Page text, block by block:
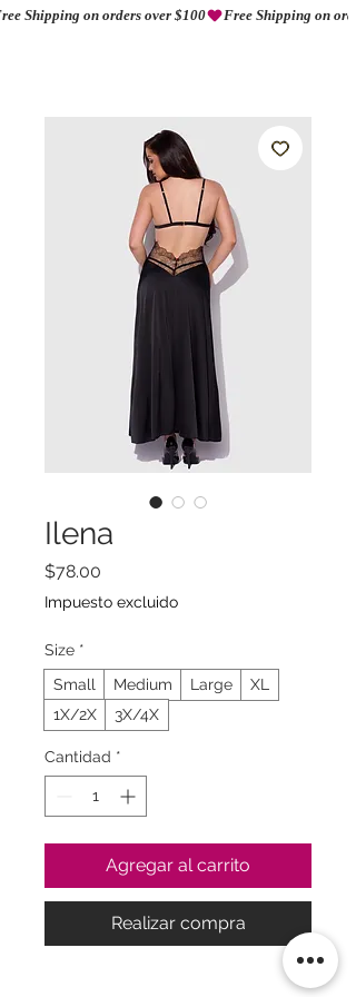
Shipping on orders over $100
Ilena
$78.00
Impuesto excluido
Size *
Small
Medium Large
XL
1X/2X
3X/4X
Cantidad *
Agregar al carrito
Realizar compra